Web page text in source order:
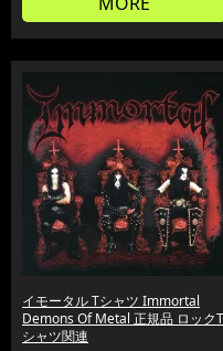
イモータル Tシャツ Immortal
Demons Of Metal 正規品 ロックT
シャツ関連